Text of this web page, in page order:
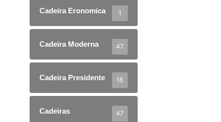
Cadeira Eronomica 1
Cadeira Moderna 47
Cadeira Presidente 16
Cadeiras 47